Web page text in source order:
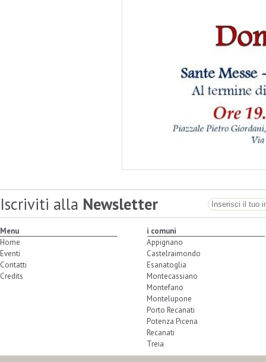
Iscriviti alla Newsletter
Menu
Home
Eventi
Contatti
Credits
i comuni
Appignano
Castelraimondo
Esanatoglia
Montecassiano
Montefano
Montelupone
Porto Recanati
Potenza Picena
Recanati
Treia